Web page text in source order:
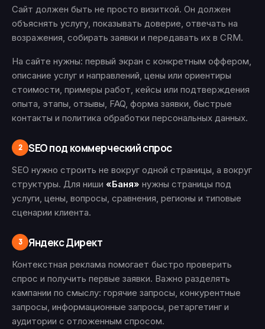
Сайт должен быть не просто визиткой. Он должен
объяснять услугу, показывать доверие, отвечать на
возражения, собирать заявки и передавать их в CRM.
На сайте нужны: первый экран с конкретным оффером,
описание услуг и направлений, цены или ориентиры
стоимости, примеры работ, кейсы или подтверждения
опыта, этапы, отзывы, FAQ, форма заявки, быстрые
контакты и политика обработки персональных данных.
2 SEO под коммерческий спрос
SEO нужно строить не вокруг одной страницы, а вокруг
структуры. Для ниши «Баня» нужны страницы под
услуги, цены, вопросы, сравнения, регионы и типовые
сценарии клиента.
3 Яндекс Директ
Контекстная реклама помогает быстро проверить
спрос и получить первые заявки. Важно разделять
кампании по смыслу: горячие запросы, конкурентные
запросы, информационные запросы, ретаргетинг и
аудитории с отложенным спросом.